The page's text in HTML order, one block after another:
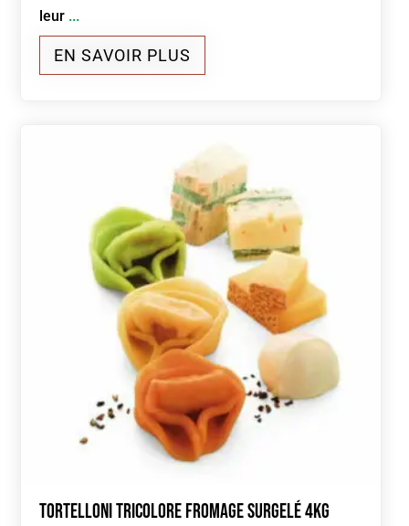
leur ...
EN SAVOIR PLUS
Tortelloni tricolore fromage Surgelé 4kg